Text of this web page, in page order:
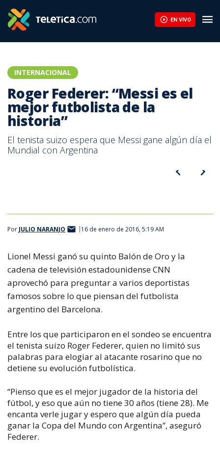
EN VIVO
INTERNACIONAL
Roger Federer: “Messi es el
mejor futbolista de la
historia”
El tenista suizo espera que Messi gane algún día el
Mundial con Argentina
Por JULIO NARANJO 16 de enero de 2016, 5:19 AM
Lionel Messi ganó su quinto Balón de Oro y la
cadena de televisión estadounidense CNN
aprovechó para preguntar a varios deportistas
famosos sobre lo que piensan del futbolista
argentino del Barcelona.
Entre los que participaron en el sondeo se encuentra
el tenista suizo Roger Federer, quien no limitó sus
palabras para elogiar al atacante rosarino que no
detiene su evolución futbolística.
“Pienso que es el mejor jugador de la historia del
fútbol, y eso que aún no tiene 30 años (tiene 28). Me
encanta verle jugar y espero que algún día pueda
ganar la Copa del Mundo con Argentina”, aseguró
Federer.